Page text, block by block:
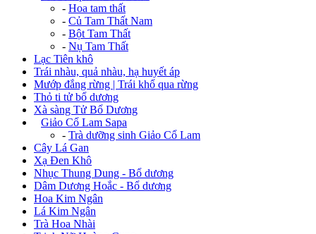
- Hoa tam thất
- Củ Tam Thất Nam
- Bột Tam Thất
- Nụ Tam Thất
Lạc Tiên khô
Trái nhàu, quả nhàu, hạ huyết áp
Mướp đắng rừng | Trái khổ qua rừng
Thỏ ti tử bổ dương
Xà sàng Tử Bổ Dương
Giảo Cổ Lam Sapa
- Trà dưỡng sinh Giảo Cổ Lam
Cây Lá Gan
Xạ Đen Khô
Nhục Thung Dung - Bổ dương
Dâm Dương Hoắc - Bổ dương
Hoa Kim Ngân
Lá Kim Ngân
Trà Hoa Nhài